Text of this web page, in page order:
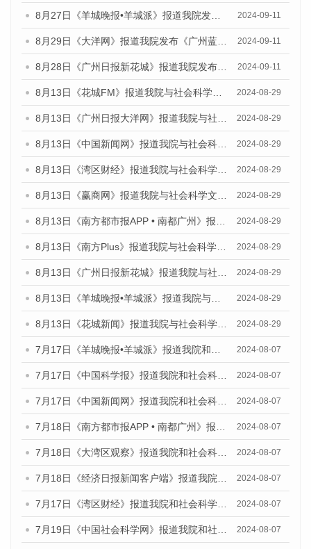
8月27日《羊城晚报•羊城派》报道我院发布《广州蓝皮书：广州城市国际化发展报告（2024）》的媒体文章 2024-09-11
8月29日《大洋网》报道我院发布《广州蓝皮书：广州城市国际化发展报告（2024）》的媒体文章 2024-09-11
8月28日《广州日报新花城》报道我院发布《广州蓝皮书：广州城市国际化发展报告（2024）》的媒体文章 2024-09-11
8月13日《花城FM》报道我院与社会科学文献出版社联合发布的《广州蓝皮书：广州国际商贸中心发展报告（2024）》媒体文章 2024-08-29
8月13日《广州日报大洋网》报道我院与社会科学文献出版社联合发布的《广州蓝皮书：广州国际商贸中心发展报告（2024）》媒体文章 2024-08-29
8月13日《中国新闻网》报道我院与社会科学文献出版社联合发布的《广州蓝皮书：广州国际商贸中心发展报告（2024）》媒体文章 2024-08-29
8月13日《湾区财经》报道我院与社会科学文献出版社联合发布的《广州蓝皮书：广州国际商贸中心发展报告（2024）》媒体文章 2024-08-29
8月13日《赢商网》报道我院与社会科学文献出版社联合发布的《广州蓝皮书：广州国际商贸中心发展报告（2024）》媒体文章 2024-08-29
8月13日《南方都市报APP • 南都广州》报道我院与社会科学文献出版社联合发布的《广州蓝皮书：广州国际商贸中心发展报告（2024）》媒体文章 2024-08-29
8月13日《南方Plus》报道我院与社会科学文献出版社联合发布的《广州蓝皮书：广州国际商贸中心发展报告（2024）》媒体文章 2024-08-29
8月13日《广州日报新花城》报道我院与社会科学文献出版社联合发布的《广州蓝皮书：广州国际商贸中心发展报告（2024）》媒体文章 2024-08-29
8月13日《羊城晚报•羊城派》报道我院与社会科学文献出版社联合发布的《广州蓝皮书：广州国际商贸中心发展报告（2024）》媒体文章 2024-08-29
8月13日《花城新闻》报道我院与社会科学文献出版社联合发布的《广州蓝皮书：广州国际商贸中心发展报告（2024）》媒体文章 2024-08-29
7月17日《羊城晚报•羊城派》报道我院和社会科学文献出版社联合发布《广州蓝皮书：广州数字经济发展报告（2024）》的媒体文章 2024-08-07
7月17日《中国科学报》报道我院和社会科学文献出版社联合发布《广州蓝皮书：广州数字经济发展报告（2024）》的媒体文章 2024-08-07
7月17日《中国新闻网》报道我院和社会科学文献出版社联合发布《广州蓝皮书：广州数字经济发展报告（2024）》的媒体文章 2024-08-07
7月18日《南方都市报APP • 南都广州》报道我院和社会科学文献出版社联合发布《广州蓝皮书：广州数字经济发展报告（2024）》的媒体文章 2024-08-07
7月18日《大湾区观察》报道我院和社会科学文献出版社联合发布《广州蓝皮书：广州数字经济发展报告（2024）》的媒体文章 2024-08-07
7月18日《经济日报新闻客户端》报道我院和社会科学文献出版社联合发布《广州蓝皮书：广州数字经济发展报告（2024）》的媒体文章 2024-08-07
7月17日《湾区财经》报道我院和社会科学文献出版社联合发布《广州蓝皮书：广州数字经济发展报告（2024）》的媒体文章 2024-08-07
7月19日《中国社会科学网》报道我院和社会科学文献出版社联合发布《广州数字经济发展报告（2024）》蓝皮书的媒体文章 2024-08-07